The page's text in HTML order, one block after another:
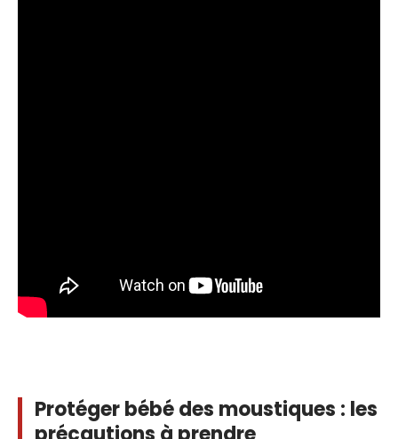
Protéger bébé des moustiques : les